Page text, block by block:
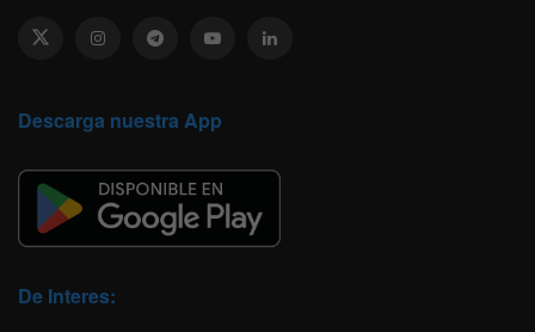
Descarga nuestra App
De Interes: